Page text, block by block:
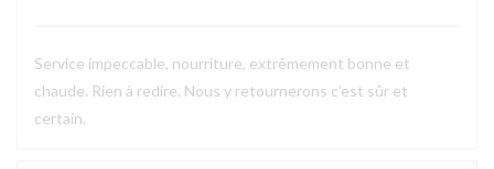
Service impeccable, nourriture, extrêmement bonne et
chaude. Rien à redire. Nous y retournerons c’est sûr et
certain.